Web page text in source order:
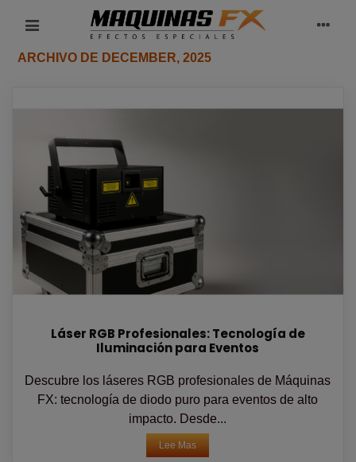
ARCHIVO DE DECEMBER, 2025
Láser RGB Profesionales: Tecnología de
Iluminación para Eventos
Descubre los láseres RGB profesionales de Máquinas
FX: tecnología de diodo puro para eventos de alto
impacto. Desde...
Lee Mas